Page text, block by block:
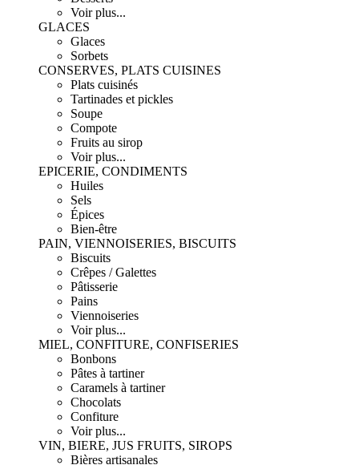
Voir plus...
GLACES
Glaces
Sorbets
CONSERVES, PLATS CUISINES
Plats cuisinés
Tartinades et pickles
Soupe
Compote
Fruits au sirop
Voir plus...
EPICERIE, CONDIMENTS
Huiles
Sels
Épices
Bien-être
PAIN, VIENNOISERIES, BISCUITS
Biscuits
Crêpes / Galettes
Pâtisserie
Pains
Viennoiseries
Voir plus...
MIEL, CONFITURE, CONFISERIES
Bonbons
Pâtes à tartiner
Caramels à tartiner
Chocolats
Confiture
Voir plus...
VIN, BIERE, JUS FRUITS, SIROPS
Bières artisanales